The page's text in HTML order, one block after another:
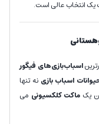
یک انتخاب عالی است.
اسباب‌بازی‌های فیگور
اسباب بازی نه تنها
یک ماکت کلکسیونی می